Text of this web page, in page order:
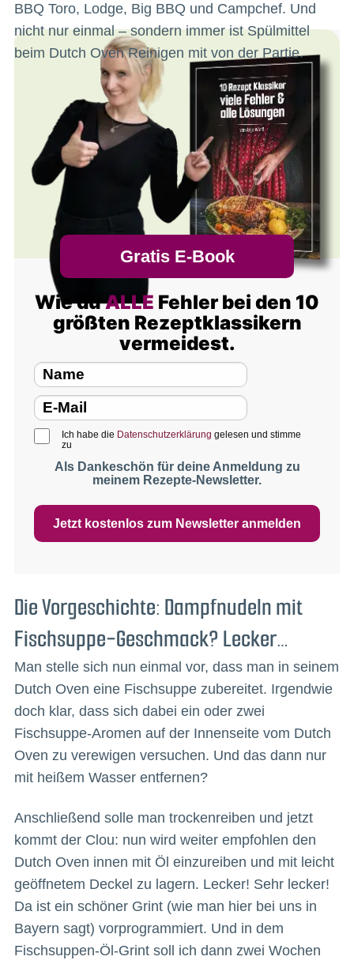
BBQ Toro, Lodge, Big BBQ und Campchef. Und
nicht nur einmal – sondern immer ist Spülmittel
beim Dutch Oven Reinigen mit von der Partie.
Gratis E-Book
Wie duALLE Fehler bei den 10
größten Rezeptklassikern
vermeidest.
Ich habe die Datenschutzerklärung gelesen und stimme
zu
Als Dankeschön für deine Anmeldung zu
meinem Rezepte-Newsletter.
Jetzt kostenlos zum Newsletter anmelden
Die Vorgeschichte: Dampfnudeln mit
Fischsuppe-Geschmack? Lecker…
Man stelle sich nun einmal vor, dass man in seinem
Dutch Oven eine Fischsuppe zubereitet. Irgendwie
doch klar, dass sich dabei ein oder zwei
Fischsuppe-Aromen auf der Innenseite vom Dutch
Oven zu verewigen versuchen. Und das dann nur
mit heißem Wasser entfernen?
Anschließend solle man trockenreiben und jetzt
kommt der Clou: nun wird weiter empfohlen den
Dutch Oven innen mit Öl einzureiben und mit leicht
geöffnetem Deckel zu lagern. Lecker! Sehr lecker!
Da ist ein schöner Grint (wie man hier bei uns in
Bayern sagt) vorprogrammiert. Und in dem
Fischsuppen-Öl-Grint soll ich dann zwei Wochen